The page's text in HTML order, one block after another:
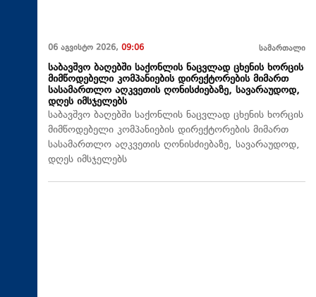
06 აგვისტო 2026, 09:06 სამართალი
საბავშვო ბაღებში საქონლის ნაცვლად ცხენის ხორცის
მიმწოდებელი კომპანიების დირექტორების მიმართ
სასამართლო აღკვეთის ღონისძიებაზე, სავარაუდოდ,
დღეს იმსჯელებს
საბავშვო ბაღებში საქონლის ნაცვლად ცხენის ხორცის
მიმწოდებელი კომპანიების დირექტორების მიმართ
სასამართლო აღკვეთის ღონისძიებაზე, სავარაუდოდ,
დღეს იმსჯელებს